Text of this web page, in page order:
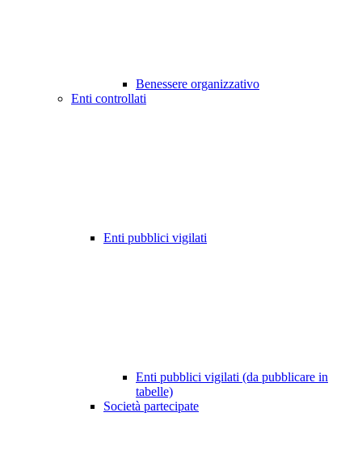
Benessere organizzativo
Enti controllati
Enti pubblici vigilati
Enti pubblici vigilati (da pubblicare in
tabelle)
Società partecipate